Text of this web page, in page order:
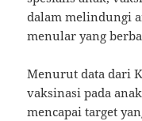
dalam melindungi
menular yang
Menurut data dari
vaksinasi pada
mencapai target